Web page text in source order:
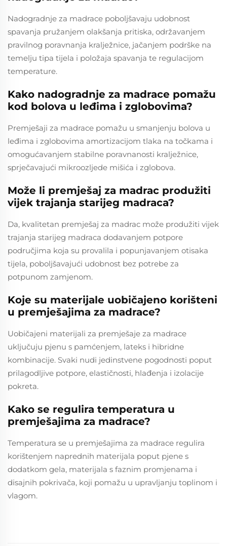
Nadogradnje za madrace poboljšavaju udobnost
spavanja pružanjem olakšanja pritiska, održavanjem
pravilnog poravnanja kralježnice, jačanjem podrške na
temelju tipa tijela i položaja spavanja te regulacijom
temperature.
Kako nadogradnje za madrace pomažu
kod bolova u leđima i zglobovima?
Premješaji za madrace pomažu u smanjenju bolova u
leđima i zglobovima amortizacijom tlaka na točkama i
omogućavanjem stabilne poravnanosti kralježnice,
sprječavajući mikroozljede mišića i zglobova.
Može li premješaj za madrac produžiti
vijek trajanja starijeg madraca?
Da, kvalitetan premješaj za madrac može produžiti vijek
trajanja starijeg madraca dodavanjem potpore
područjima koja su provalila i popunjavanjem otisaka
tijela, poboljšavajući udobnost bez potrebe za
potpunom zamjenom.
Koje su materijale uobičajeno korišteni
u premješajima za madrace?
Uobičajeni materijali za premješaje za madrace
uključuju pjenu s pamćenjem, lateks i hibridne
kombinacije. Svaki nudi jedinstvene pogodnosti poput
prilagodljive potpore, elastičnosti, hlađenja i izolacije
pokreta.
Kako se regulira temperatura u
premješajima za madrace?
Temperatura se u premješajima za madrace regulira
korištenjem naprednih materijala poput pjene s
dodatkom gela, materijala s faznim promjenama i
disajnih pokrivača, koji pomažu u upravljanju toplinom i
vlagom.